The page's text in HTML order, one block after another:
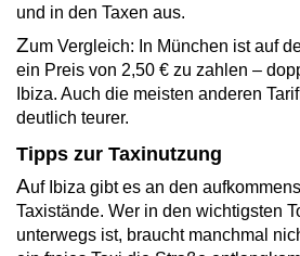
und in den Taxen aus.
Zum Vergleich: In München ist auf
ein Preis von 2,50 € zu zahlen –
Ibiza. Auch die meisten anderen
deutlich teurer.
Tipps zur Taxinutzung
Auf Ibiza gibt es an den
Taxistände. Wer in den wichtigsten
unterwegs ist, braucht manchmal